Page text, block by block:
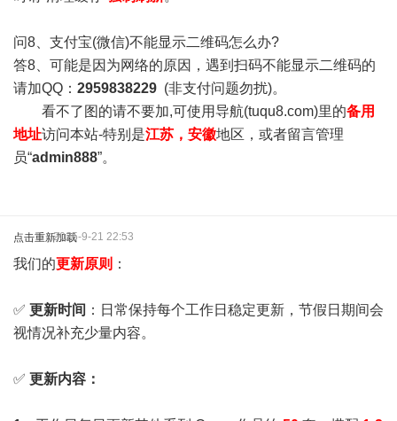
问8、支付宝(微信)不能显示二维码怎么办?
答8、可能是因为网络的原因，遇到扫码不能显示二维码的
请加QQ： 2959838229 (非支付问题勿扰)。
看不了图的请不要加,可使用导航(tuqu8.com)里的备用
地址访问本站-特别是江苏，安徽地区，或者留言管理
员“admin888”。
点击重新加载2025-9-21 22:53
我们的更新原则 ：
✅ 更新时间 ：日常保持每个工作日稳定更新，节假日期间会
视情况补充少量内容。
✅ 更新内容：